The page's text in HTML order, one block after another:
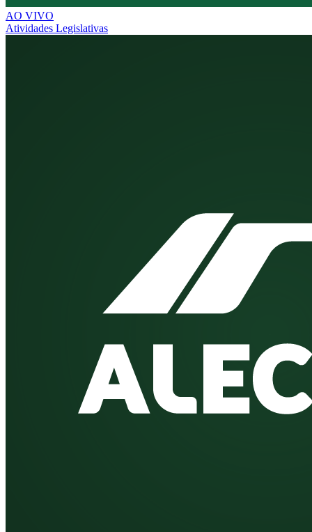
AO VIVO
Atividades Legislativas